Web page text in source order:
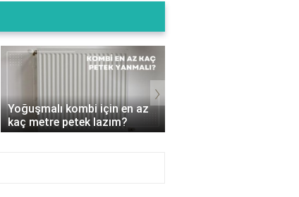
Yoğuşmalı kombi için en az
kaç metre petek lazım?
›